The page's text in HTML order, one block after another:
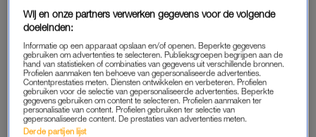
STERFGEVALLEN
Laura’s baby werd uiteindelijk niet te vroeg geboren. Ze was
ervan overtuigd dat het kwam door de Viagra die ze had
geslikt. Totdat ze door de gynaecoloog werd gebeld: “Die
vertelde me dat ik al die tijd placebotabletten had geslikt, en
dat het onderzoek werd stopgezet omdat er onder de Viagra-
groep meer sterfgevallen waren.”
Wij en onze partners verwerken gegevens voor de volgende
doeleinden:
Informatie op een apparaat opslaan en/of openen. Beperkte gegevens
gebruiken om advertenties te selecteren. Publieksgroepen begrijpen aan de
hand van statistieken of combinaties van gegevens uit verschillende bronnen.
Profielen aanmaken ten behoeve van gepersonaliseerde advertenties.
Contentprestaties meten. Diensten ontwikkelen en verbeteren. Profielen
gebruiken voor de selectie van gepersonaliseerde advertenties. Beperkte
gegevens gebruiken om content te selecteren. Profielen aanmaken ter
personalisatie van content. Profielen gebruiken ter selectie van
gepersonaliseerde content. De prestaties van advertenties meten.
Derde partijen lijst